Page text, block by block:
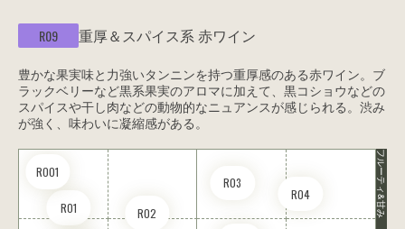
R09 重厚＆スパイス系 赤ワイン
豊かな果実味と力強いタンニンを持つ重厚感のある赤ワイン。ブ
ラックベリーなど黒系果実のアロマに加えて、黒コショウなどの
スパイスや干し肉などの動物的なニュアンスが感じられる。渋み
が強く、味わいに凝縮感がある。
R01 R02
R03
R04
RO01 フルーティ&甘み